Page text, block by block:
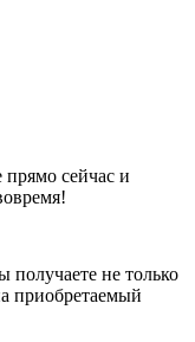
прямо сейчас и
получаете не только
приобретаемый